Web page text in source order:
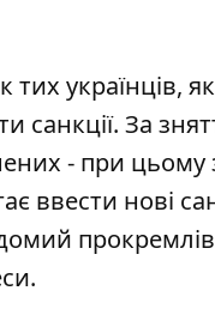
українців,
санкції. За
- при цьому
ввести нові